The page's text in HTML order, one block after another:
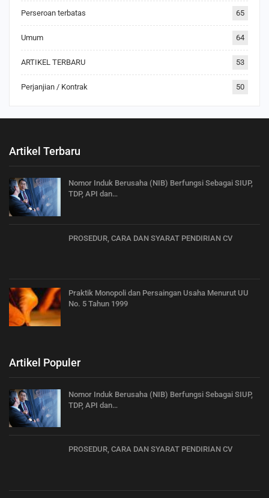
Perseroan terbatas 65
Umum 64
ARTIKEL TERBARU 53
Perjanjian / Kontrak 50
Artikel Terbaru
Nomor Induk Berusaha (NIB) Berfungsi Sebagai SIUP,
TDP, API dan…
PROSEDUR, CARA DAN SYARAT PENDIRIAN CV
Praktik Monopoli dan Persaingan Usaha Menurut UU
No. 5 Tahun 1999
Artikel Populer
Nomor Induk Berusaha (NIB) Berfungsi Sebagai SIUP,
TDP, API dan…
PROSEDUR, CARA DAN SYARAT PENDIRIAN CV